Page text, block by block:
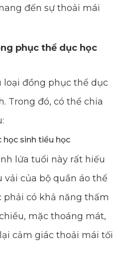
đến sự thoải mái
phục thể dục học
loại đồng phục thể dục
Trong đó, có thể chia
sinh tiểu học
lứa tuổi này rất hiếu
vải của bộ quần áo thể
phải có khả năng thấm
mặc thoáng mát,
cảm giác thoải mái tối